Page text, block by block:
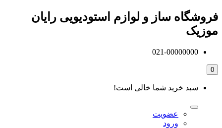
فروشگاه ساز و لوازم استودیویی رایان
موزیک
021-00000000
0
سبد خرید شما خالی است!
عضویت
ورود